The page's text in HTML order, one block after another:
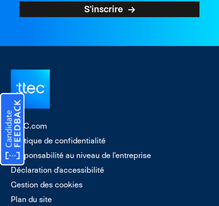
S'inscrire
TTEC.com
Politique de confidentialité
Responsabilité au niveau de l'entreprise
Déclaration d'accessibilité
Gestion des cookies
Plan du site